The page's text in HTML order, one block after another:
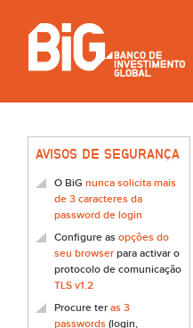
AVISOS DE SEGURANÇA
O BiG nunca solicita mais
de 3 caracteres da
password de login
Configure as opções do
seu browser para activar o
protocolo de comunicação
TLS v1.2
Procure ter as 3
passwords (login,